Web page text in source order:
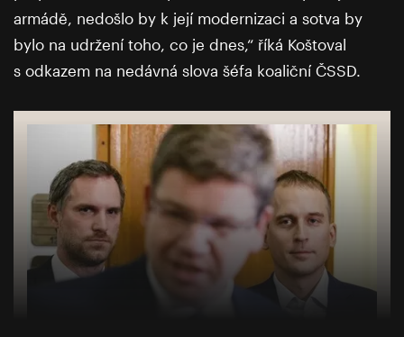
armádě, nedošlo by k její modernizaci a sotva by
bylo na udržení toho, co je dnes,“ říká Koštoval
s odkazem na nedávná slova šéfa koaliční ČSSD.